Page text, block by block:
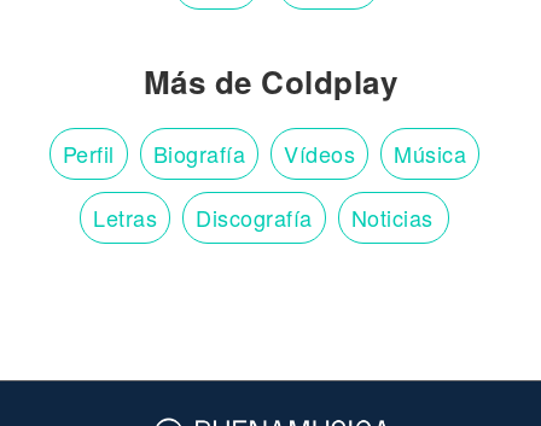
Más de Coldplay
Perfil Biografía Vídeos Música
Letras Discografía Noticias